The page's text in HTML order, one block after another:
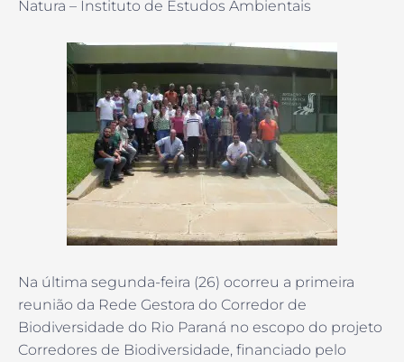
Natura – Instituto de Estudos Ambientais
Na última segunda-feira (26) ocorreu a primeira
reunião da Rede Gestora do Corredor de
Biodiversidade do Rio Paraná no escopo do projeto
Corredores de Biodiversidade, financiado pelo